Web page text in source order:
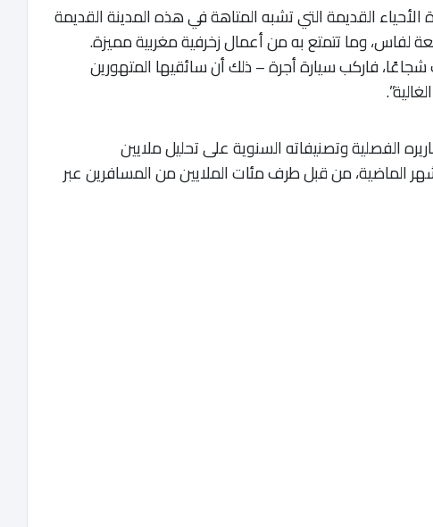
الأحياء القديمة التي تشبه المتاهة في هذه المدينة القديمة
لفاس، وما تتمتع به من أعمال زخرفية مغربية مميزة.
فاركب سيارة أجرة – ذلك أن سائقيها المتهورين
الفصلية وتصنيفاته السنوية على تحليل ملايين
التي تم تقديمها على مدار الـ 12 شهر الماضية، من قبل طرف مئات الملايين من المسافرين عبر